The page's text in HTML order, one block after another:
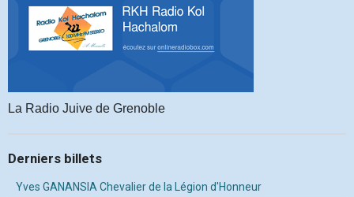
La Radio Juive de Grenoble
Derniers billets
Yves GANANSIA Chevalier de la Légion d'Honneur